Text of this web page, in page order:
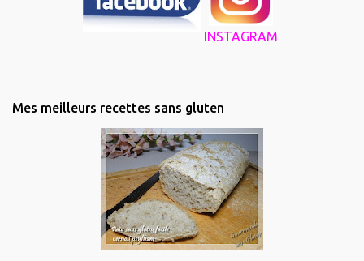
INSTAGRAM
Mes meilleurs recettes sans gluten